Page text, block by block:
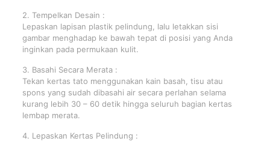
2. Tempelkan Desain :
Lepaskan lapisan plastik pelindung, lalu letakkan sisi
gambar menghadap ke bawah tepat di posisi yang Anda
inginkan pada permukaan kulit.
3. Basahi Secara Merata :
Tekan kertas tato menggunakan kain basah, tisu atau
spons yang sudah dibasahi air secara perlahan selama
kurang lebih 30 – 60 detik hingga seluruh bagian kertas
lembap merata.
4. Lepaskan Kertas Pelindung :